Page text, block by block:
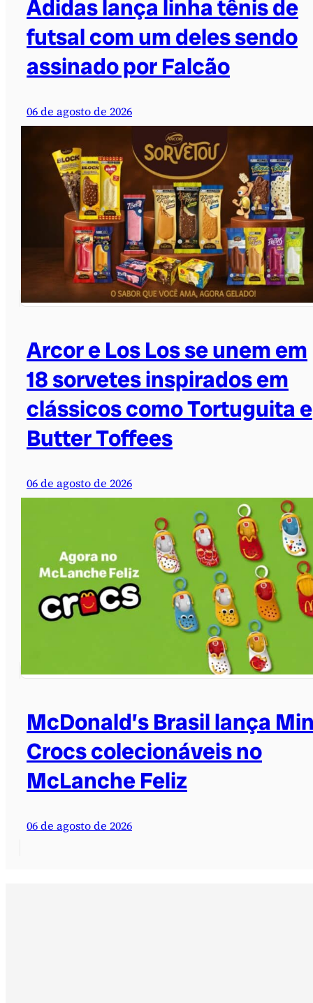
Adidas lança linha tênis de
futsal com um deles sendo
assinado por Falcão
06 de agosto de 2026
Arcor e Los Los se unem em
18 sorvetes inspirados em
clássicos como Tortuguita e
Butter Toffees
06 de agosto de 2026
McDonald’s Brasil lança
Crocs colecionáveis no
McLanche Feliz
06 de agosto de 2026